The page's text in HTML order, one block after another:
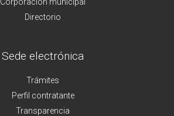
Directorio
Sede electrónica
Trámites
Perfil contratante
Transparencia